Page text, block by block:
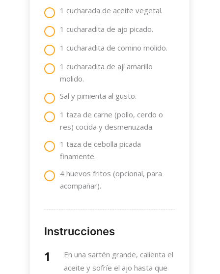
1 cucharada de aceite vegetal.
1 cucharadita de ajo picado.
1 cucharadita de comino molido.
1 cucharadita de ají amarillo
molido.
Sal y pimienta al gusto.
1 taza de carne (pollo, cerdo o
res) cocida y desmenuzada.
1 taza de cebolla picada
finamente.
4 huevos fritos (opcional, para
acompañar).
Instrucciones
En una sartén grande, calienta el
aceite y sofríe el ajo hasta que